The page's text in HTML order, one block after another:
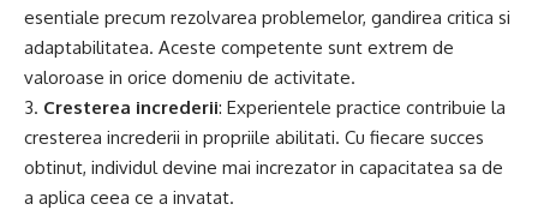
esentiale precum rezolvarea problemelor, gandirea critica si
adaptabilitatea. Aceste competente sunt extrem de
valoroase in orice domeniu de activitate.
3. Cresterea increderii: Experientele practice contribuie la
cresterea increderii in propriile abilitati. Cu fiecare succes
obtinut, individul devine mai increzator in capacitatea sa de
a aplica ceea ce a invatat.